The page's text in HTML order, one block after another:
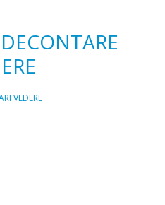
VEDERE